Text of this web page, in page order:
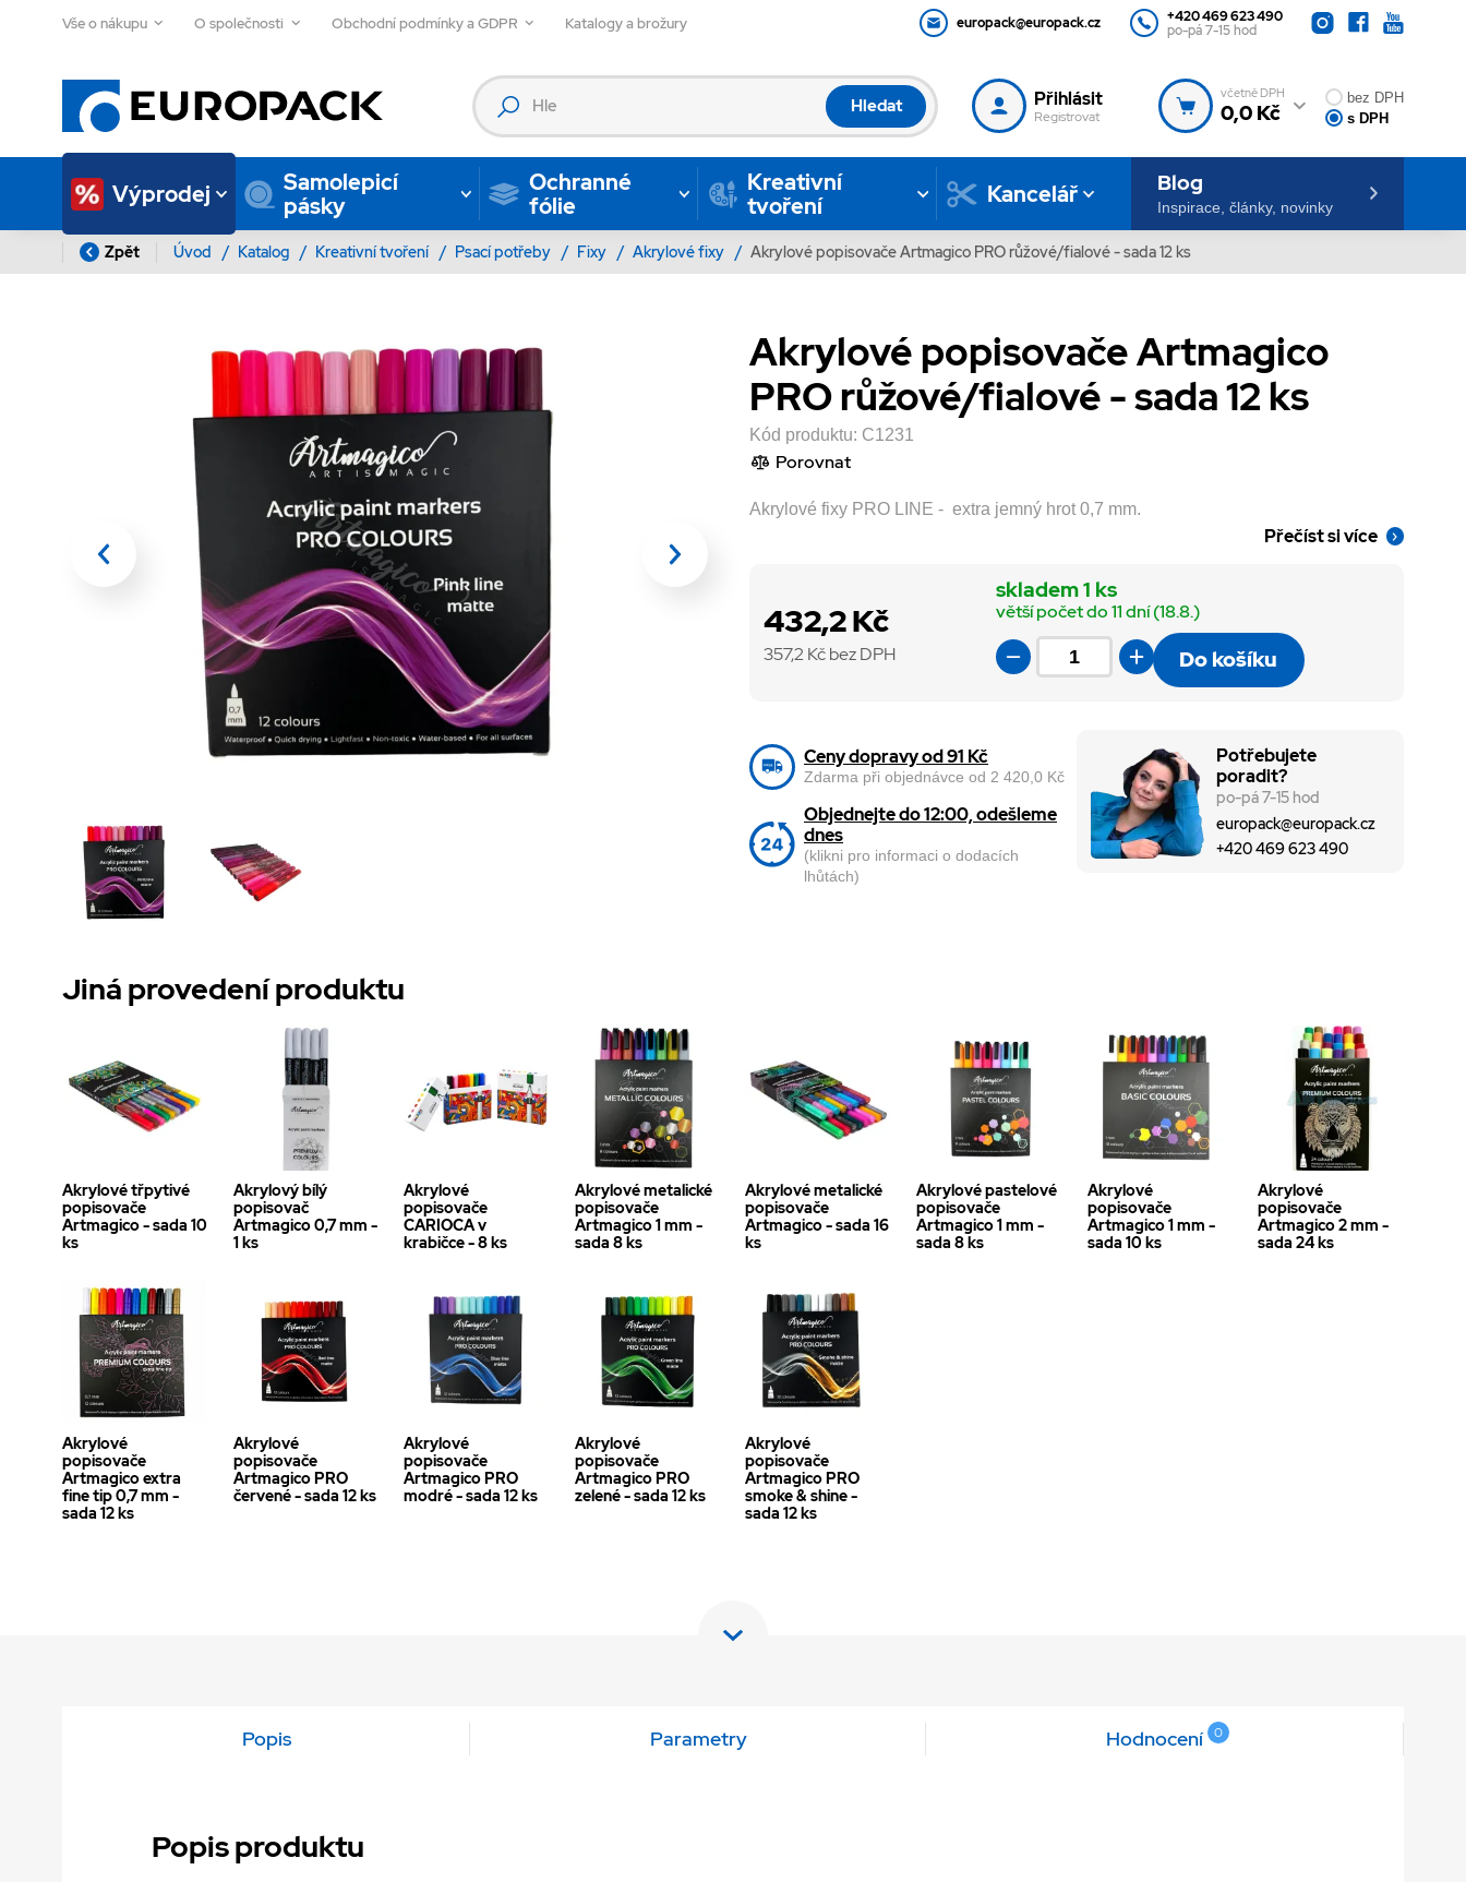
Vše o nákupu O společnosti Obchodní podmínky a GDPR Katalogy a brožury europack@europack.cz
+420 469 623 490
po-pá 7-15 hod
Hledat Přihlásit
Registrovat
včetně DPH
0,0 Kč
bez DPH
s DPH
Výprodej
Samolepicí
pásky
Ochranné
fólie
Kreativní
tvoření
Kancelář Blog
Inspirace, články, novinky
Zpět Úvod / Katalog / Kreativní tvoření / Psací potřeby / Fixy / Akrylové fixy / Akrylové popisovače Artmagico PRO růžové/fialové - sada 12 ks
Akrylové popisovače Artmagico
PRO růžové/fialové - sada 12 ks
Kód produktu: C1231
Porovnat
Akrylové fixy PRO LINE - extra jemný hrot 0,7 mm.
Přečíst si více
432,2 Kč
357,2 Kč bez DPH
skladem 1 ks
větší počet do 11 dní (18.8.)
Do košíku
Ceny dopravy od 91 Kč
Zdarma při objednávce od 2 420,0 Kč
Objednejte do 12:00, odešleme
dnes
(klikni pro informaci o dodacích
lhůtách)
Potřebujete
poradit?
po-pá 7-15 hod
europack@europack.cz
+420 469 623 490
Jiná provedení produktu
Akrylové třpytivé
popisovače
Artmagico - sada 10
ks
Akrylový bílý
popisovač
Artmagico 0,7 mm -
1 ks
Akrylové
popisovače
CARIOCA v
krabičce - 8 ks
Akrylové metalické
popisovače
Artmagico 1 mm -
sada 8 ks
Akrylové metalické
popisovače
Artmagico - sada 16
ks
Akrylové pastelové
popisovače
Artmagico 1 mm -
sada 8 ks
Akrylové
popisovače
Artmagico 1 mm -
sada 10 ks
Akrylové
popisovače
Artmagico 2 mm -
sada 24 ks
Akrylové
popisovače
Artmagico extra
fine tip 0,7 mm -
sada 12 ks
Akrylové
popisovače
Artmagico PRO
červené - sada 12 ks
Akrylové
popisovače
Artmagico PRO
modré - sada 12 ks
Akrylové
popisovače
Artmagico PRO
zelené - sada 12 ks
Akrylové
popisovače
Artmagico PRO
smoke & shine -
sada 12 ks
Popis Parametry Hodnocení 0
Popis produktu